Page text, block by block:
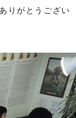
りがとうござい